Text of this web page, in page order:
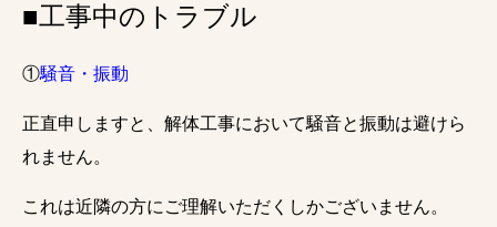
■工事中のトラブル
①騒音・振動
正直申しますと、解体工事において騒音と振動は避けら
れません。
これは近隣の方にご理解いただくしかございません。